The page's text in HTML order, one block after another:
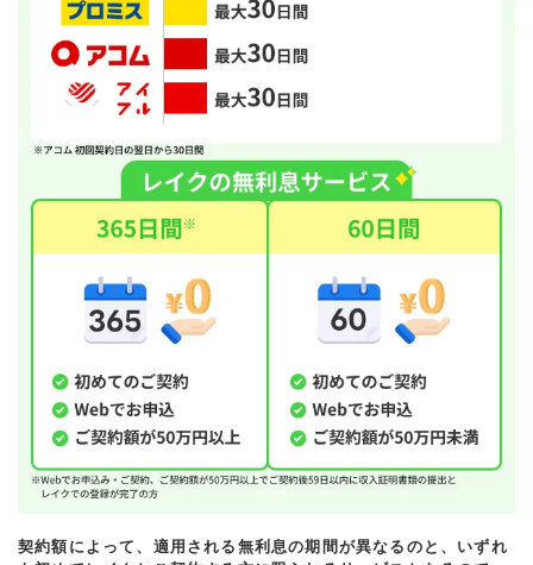
契約額によって、適用される無利息の期間が異なるのと、いずれ